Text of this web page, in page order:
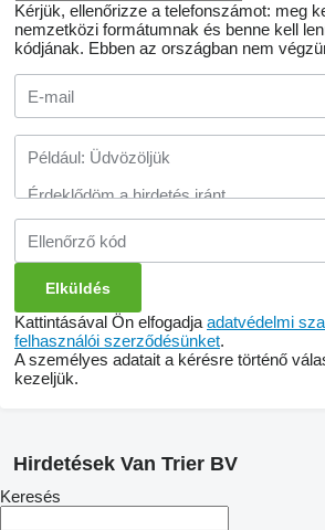
Kérjük, ellenőrizze a telefonszámot: meg
nemzetközi formátumnak és benne kell
kódjának. Ebben az országban nem
Kattintásával Ön elfogadja adatvédelmi
felhasználói szerződésünket.
A személyes adatait a kérésre történő
kezeljük.
Hirdetések Van Trier BV
Keresés